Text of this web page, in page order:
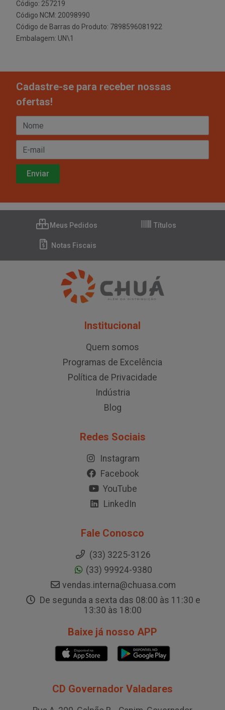
Código: 257219
Código NCM: 20098990
Código de Barras do Produto: 7898596081922
Embalagem: UN\1
Cadastre-se para receber nossas
ofertas!
Meus Pedidos Títulos
Notas Fiscais
Institucional
Quem somos
Programas de Excelência
Política de Privacidade
Indústria
Blog
Redes Sociais
Instagram
Facebook
YouTube
LinkedIn
Fale Conosco
(33) 3225-3126
(33) 99924-9380
vendas.interna@chuasa.com
De segunda a sexta das 08:00 às 11:30 e
13:30 às 18:00
Baixe já nosso APP
CD Governador Valadares